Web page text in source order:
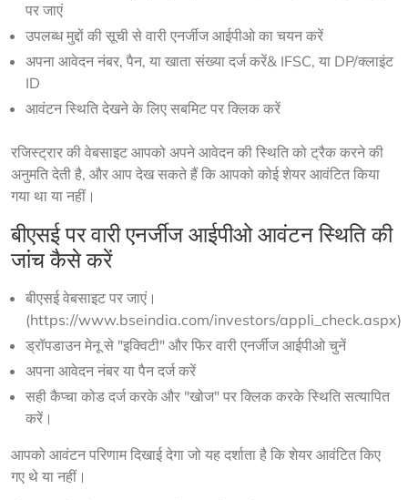
पर जाएं
उपलब्ध मुद्दों की सूची से वारी एनर्जीज आईपीओ का चयन करें
अपना आवेदन नंबर, पैन, या खाता संख्या दर्ज करें& IFSC, या DP/क्लाइंट
ID
आवंटन स्थिति देखने के लिए सबमिट पर क्लिक करें
रजिस्ट्रार की वेबसाइट आपको अपने आवेदन की स्थिति को ट्रैक करने की
अनुमति देती है, और आप देख सकते हैं कि आपको कोई शेयर आवंटित किया
गया था या नहीं।
बीएसई पर वारी एनर्जीज आईपीओ आवंटन स्थिति की
जांच कैसे करें
बीएसई वेबसाइट पर जाएं।
(https://www.bseindia.com/investors/appli_check.aspx)
ड्रॉपडाउन मेनू से "इक्विटी" और फिर वारी एनर्जीज आईपीओ चुनें
अपना आवेदन नंबर या पैन दर्ज करें
सही कैप्चा कोड दर्ज करके और "खोज" पर क्लिक करके स्थिति सत्यापित
करें।
आपको आवंटन परिणाम दिखाई देगा जो यह दर्शाता है कि शेयर आवंटित किए
गए थे या नहीं।